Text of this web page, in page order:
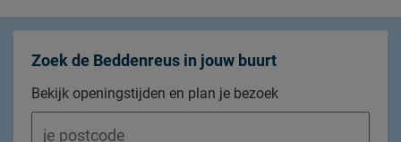
Zoek de Beddenreus in jouw buurt
Bekijk openingstijden en plan je bezoek